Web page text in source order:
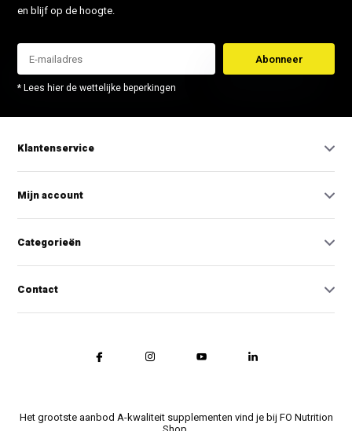
en blijf op de hoogte.
Abonneer
* Lees hier de wettelijke beperkingen
Klantenservice
Mijn account
Categorieën
Contact
Het grootste aanbod A-kwaliteit supplementen vind je bij FO Nutrition